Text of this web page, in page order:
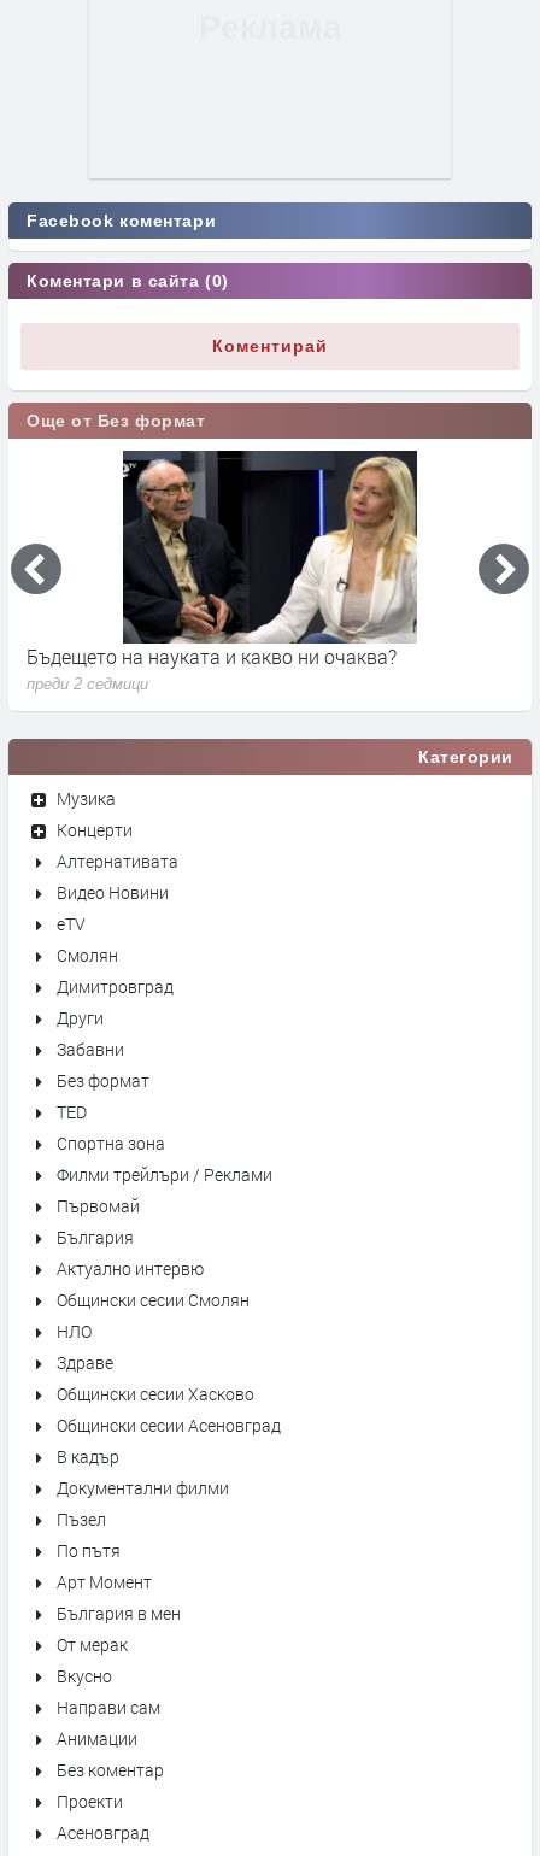
Facebook коментари
Коментари в сайта (0)
Коментирай
Още от Без формат
Бъдещето на науката и какво ни очаква?
преди 2 седмици
Категории
Музика
Концерти
Алтернативата
Видео Новини
eTV
Смолян
Димитровград
Други
Забавни
Без формат
TED
Спортна зона
Филми трейлъри / Реклами
Първомай
България
Актуално интервю
Общински сесии Смолян
НЛО
Здраве
Общински сесии Хасково
Общински сесии Асеновград
В кадър
Документални филми
Пъзел
По пътя
Арт Момент
България в мен
От мерак
Вкусно
Направи сам
Анимации
Без коментар
Проекти
Асеновград